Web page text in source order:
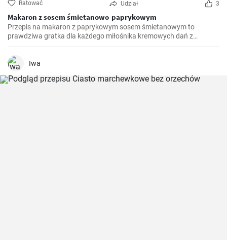
Ratować Udział 3
Makaron z sosem śmietanowo-paprykowym
Przepis na makaron z paprykowym sosem śmietanowym to
prawdziwa gratka dla każdego miłośnika kremowych dań z
makaronem. Po raz pierwszy odkryłam go podczas podróży do
Włoch i od tamtej pory jest to ulubione danie w mojej kuchni.
Połączenie słodkiej papryki, kremowego sosu i aromatycznego
prażone orzeszki piniowe, aby zwiększyć teksturę i smak.
Iwa